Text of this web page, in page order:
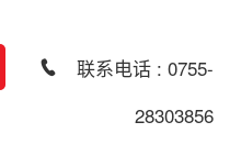
联系电话 : 0755-
28303856